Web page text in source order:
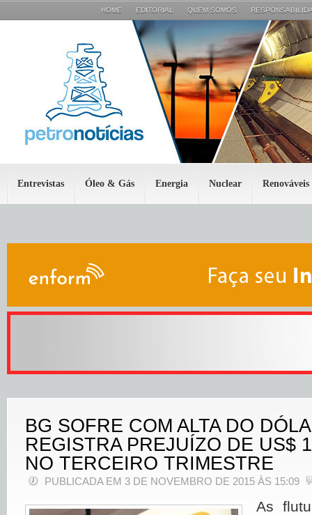
HOME EDITORIAL QUEM SOMOS
Entrevistas Óleo & Gás Energia Nuclear Renováveis
BG SOFRE COM ALTA DO
REGISTRA PREJUÍZO DE US$
NO TERCEIRO TRIMESTRE
PUBLICADA EM 3 DE NOVEMBRO DE 2015 ÀS 15:09
As